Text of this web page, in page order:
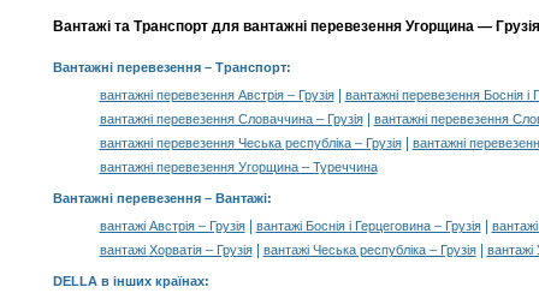
Вантажі та Транспорт для вантажні перевезення Угорщина —
Вантажні перевезення– Транспорт:
вантажні перевезення Австрія – Грузія|
вантажні перевезення Боснія і
вантажні перевезення Словаччина – Грузія|
вантажні перевезення
вантажні перевезення Чеська республіка – Грузія|
вантажні
вантажні перевезення Угорщина – Туреччина
Вантажні перевезення – Вантажі:
вантажі Австрія – Грузія| вантажі Боснія і Герцеговина – Грузія|
вантажі Хорватія – Грузія| вантажі Чеська республіка – Грузія|
DELLA в інших країнах: